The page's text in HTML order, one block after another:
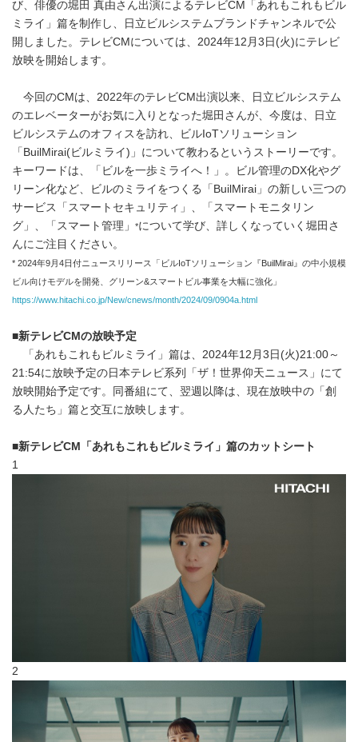
び、俳優の堀田 真由さん出演によるテレビCM「あれもこれもビル
ミライ」篇を制作し、日立ビルシステムブランドチャンネルで公
開しました。テレビCMについては、2024年12月3日(火)にテレビ
放映を開始します。
今回のCMは、2022年のテレビCM出演以来、日立ビルシステム
のエレベーターがお気に入りとなった堀田さんが、今度は、日立
ビルシステムのオフィスを訪れ、ビルIoTソリューション
「BuilMirai(ビルミライ)」について教わるというストーリーです。
キーワードは、「ビルを一歩ミライへ！」。ビル管理のDX化やグ
リーン化など、ビルのミライをつくる「BuilMirai」の新しい三つの
サービス「スマートセキュリティ」、「スマートモニタリン
グ」、「スマート管理」
*について学び、詳しくなっていく堀田さ
んにご注目ください。
* 2024年9月4日付ニュースリリース「ビルIoTソリューション『BuilMirai』の中小規模
ビル向けモデルを開発、グリーン&スマートビル事業を大幅に強化」
https://www.hitachi.co.jp/New/cnews/month/2024/09/0904a.html
■新テレビCMの放映予定
「あれもこれもビルミライ」篇は、2024年12月3日(火)21:00～
21:54に放映予定の日本テレビ系列「ザ！世界仰天ニュース」にて
放映開始予定です。同番組にて、翌週以降は、現在放映中の「創
る人たち」篇と交互に放映します。
■新テレビCM「あれもこれもビルミライ」篇のカットシート
1
2